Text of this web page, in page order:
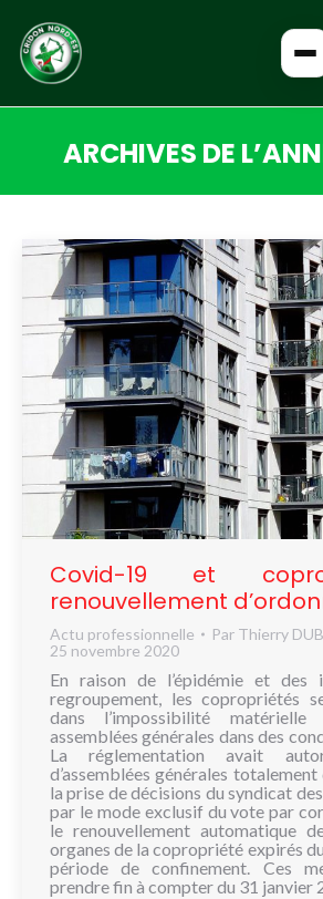
✕
NOUS
FORMEZ-
VOUS
INFORMEZ-
VOUS
LISEZ-NOUS
NOUS
CONNAÎTRE
CONTACT
ARCHIVES DE
Covid-19 et
renouvellement
Actu professionnelle Par Thierry
25 novembre 2020
En raison de l’épidémie et des
regroupement, les copropriétés
dans l’impossibilité
assemblées générales dans des
La réglementation avait
d’assemblées générales
la prise de décisions du syndicat
par le mode exclusif du vote par
le renouvellement automatique
organes de la copropriété expirés
période de confinement. Ces
prendre fin à compter du 31 janvier